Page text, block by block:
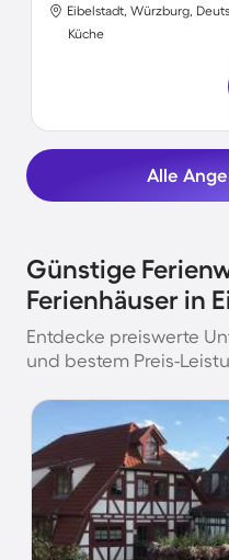
Eibelstadt, Würzburg,
Küche
Alle
Günstige
Ferienhäuser in
Entdecke preiswerte
und bestem Preis-